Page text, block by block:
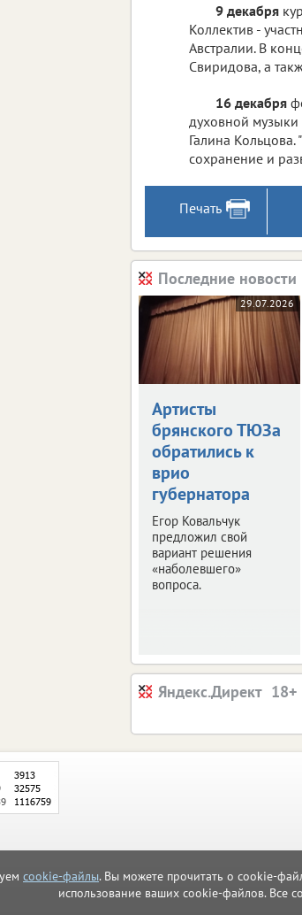
cookie-файлы. Вы можете прочитать о cookie-
использование ваших cookie-файлов. Все
9 декабря
Коллектив -
Австралии. В
Свиридова, а
16 декабря
духовной музыки
Галина Кольцова.
сохранение и
Печать
Последние новости
29.07.2026
Артисты
брянского ТЮЗа
обратились к
врио
губернатора
Егор Ковальчук
предложил свой
вариант решения
«наболевшего»
вопроса.
Яндекс.Директ